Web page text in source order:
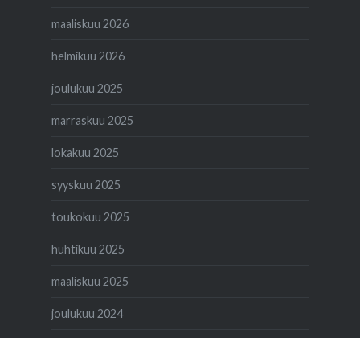
maaliskuu 2026
helmikuu 2026
joulukuu 2025
marraskuu 2025
lokakuu 2025
syyskuu 2025
toukokuu 2025
huhtikuu 2025
maaliskuu 2025
joulukuu 2024